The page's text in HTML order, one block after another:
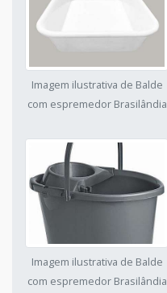
Imagem ilustrativa de Balde
com espremedor Brasilândia
Imagem ilustrativa de Balde
com espremedor Brasilândia